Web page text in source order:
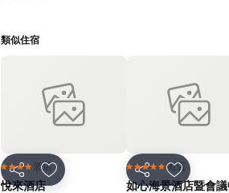
類似住宿
分享 放到收藏夾
4 星級 酒店
悅來酒店
分享 放到收藏
5 星級 酒店
如心海景酒店暨會